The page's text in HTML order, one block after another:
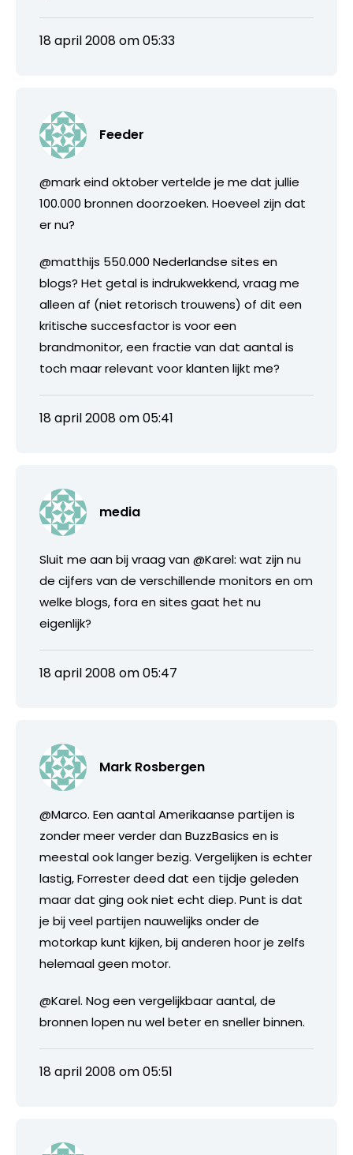
18 april 2008 om 05:33
Feeder
@mark eind oktober vertelde je me dat jullie
100.000 bronnen doorzoeken. Hoeveel zijn dat
er nu?
@matthijs 550.000 Nederlandse sites en
blogs? Het getal is indrukwekkend, vraag me
alleen af (niet retorisch trouwens) of dit een
kritische succesfactor is voor een
brandmonitor, een fractie van dat aantal is
toch maar relevant voor klanten lijkt me?
18 april 2008 om 05:41
media
Sluit me aan bij vraag van @Karel: wat zijn nu
de cijfers van de verschillende monitors en om
welke blogs, fora en sites gaat het nu
eigenlijk?
18 april 2008 om 05:47
Mark Rosbergen
@Marco. Een aantal Amerikaanse partijen is
zonder meer verder dan BuzzBasics en is
meestal ook langer bezig. Vergelijken is echter
lastig, Forrester deed dat een tijdje geleden
maar dat ging ook niet echt diep. Punt is dat
je bij veel partijen nauwelijks onder de
motorkap kunt kijken, bij anderen hoor je zelfs
helemaal geen motor.
@Karel. Nog een vergelijkbaar aantal, de
bronnen lopen nu wel beter en sneller binnen.
18 april 2008 om 05:51